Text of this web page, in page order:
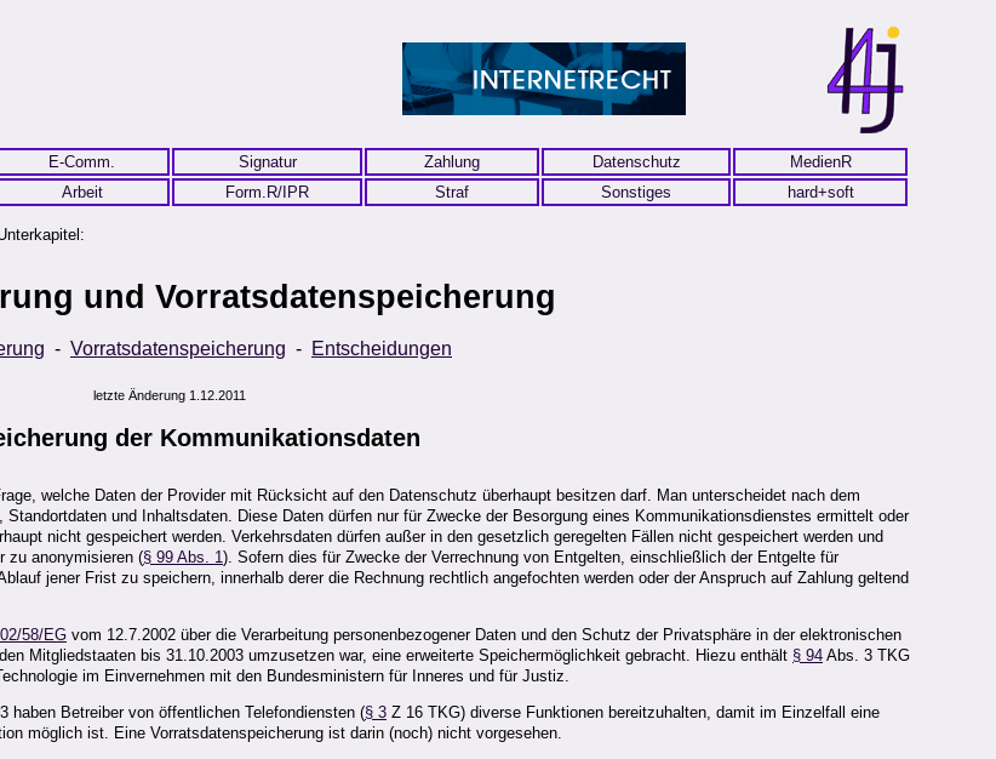
E-Comm. Signatur Zahlung Datenschutz
MedienR
Arbeit Form.R/IPR Straf Sonstiges hard+soft
und Vorratsdatenspeicherung
-Vorratsdatenspeicherung - Entscheidungen
letzte Änderung 1.12.2011
der Kommunikationsdaten
welche Daten der Provider mit Rücksicht auf den Datenschutz überhaupt besitzen darf. Man unterscheidet nach dem
und Inhaltsdaten. Diese Daten dürfen nur für Zwecke der Besorgung eines Kommunikationsdienstes ermittelt oder
nicht gespeichert werden. Verkehrsdaten dürfen außer in den gesetzlich geregelten Fällen nicht gespeichert werden und
zu anonymisieren (§ 99 Abs. 1). Sofern dies für Zwecke der Verrechnung von Entgelten, einschließlich der Entgelte für
jener Frist zu speichern, innerhalb derer die Rechnung rechtlich angefochten werden oder der Anspruch auf Zahlung geltend
58/EG vom 12.7.2002 über die Verarbeitung personenbezogener Daten und den Schutz der Privatsphäre in der elektronischen
Mitgliedstaaten bis 31.10.2003 umzusetzen war, eine erweiterte Speichermöglichkeit gebracht. Hiezu enthält § 94 Abs. 3 TKG
im Einvernehmen mit den Bundesministern für Inneres und für Justiz.
haben Betreiber von öffentlichen Telefondiensten (§ 3 Z 16 TKG) diverse Funktionen bereitzuhalten, damit im Einzelfall eine
möglich ist. Eine Vorratsdatenspeicherung ist darin (noch) nicht vorgesehen.